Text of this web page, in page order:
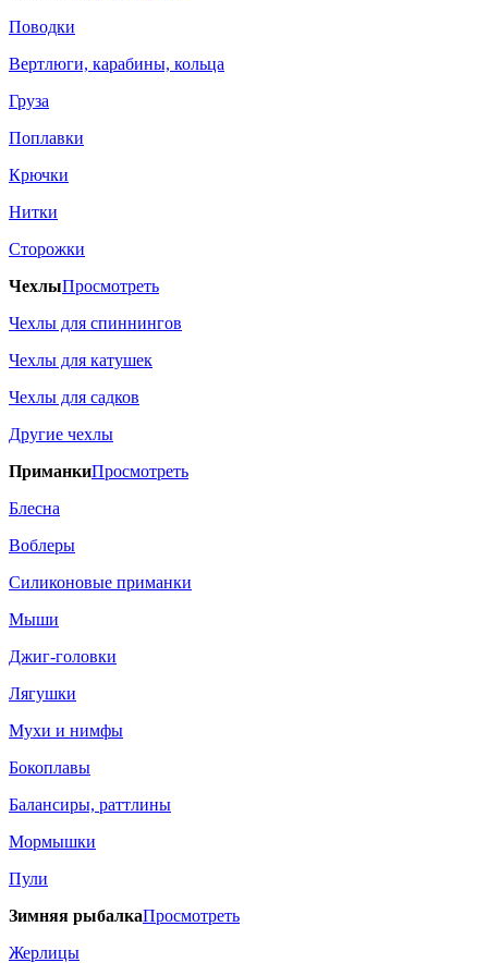
Поводки
Вертлюги, карабины, кольца
Груза
Поплавки
Крючки
Нитки
Сторожки
ЧехлыПросмотреть
Чехлы для спиннингов
Чехлы для катушек
Чехлы для садков
Другие чехлы
ПриманкиПросмотреть
Блесна
Воблеры
Силиконовые приманки
Мыши
Джиг-головки
Лягушки
Мухи и нимфы
Бокоплавы
Балансиры, раттлины
Мормышки
Пули
Зимняя рыбалкаПросмотреть
Жерлицы